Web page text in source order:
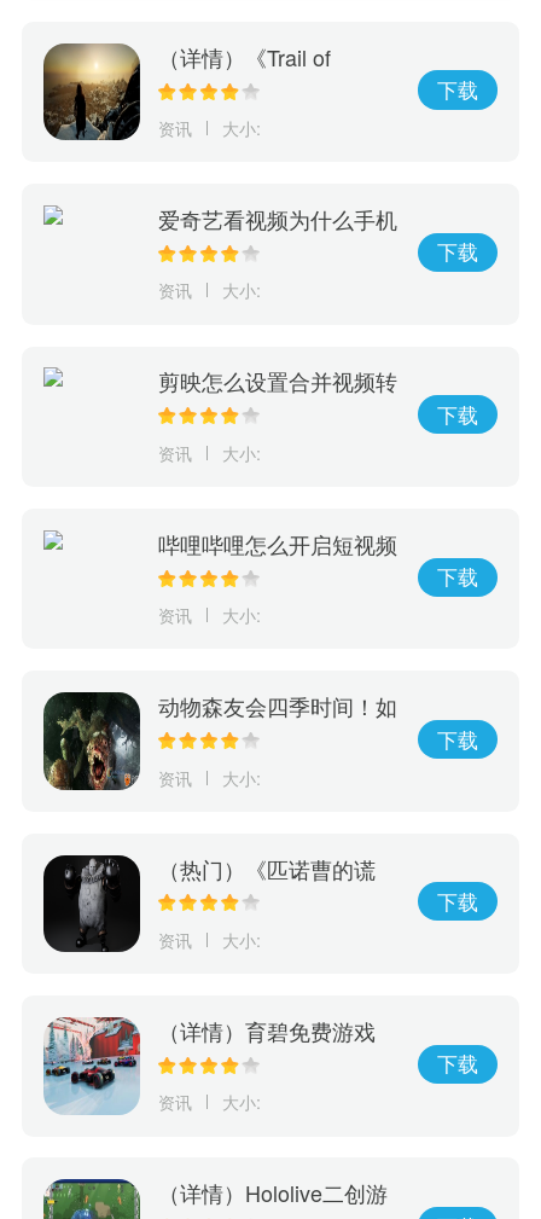
（详情）《Trail of
Ayash》抢先体验游戏上
决定部族未来命运
资讯 大小:
下载
爱奇艺看视频为什么手机
会震动
资讯 大小:
下载
剪映怎么设置合并视频转
场
资讯 大小:
下载
哔哩哔哩怎么开启短视频
字幕
资讯 大小:
下载
动物森友会四季时间！如
何利用游戏进行学习，玩
化！
资讯 大小:
下载
（热门）《匹诺曹的谎
言》精英怪角色新模型
资讯 大小:
下载
（详情）育碧免费游戏
《赛道狂飙》5月15日登
资讯 大小:
下载
（详情）Hololive二创游